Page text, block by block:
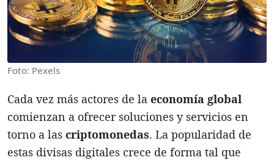
Foto: Pexels
Cada vez más actores de la economía global
comienzan a ofrecer soluciones y servicios en
torno a las criptomonedas. La popularidad de
estas divisas digitales crece de forma tal que